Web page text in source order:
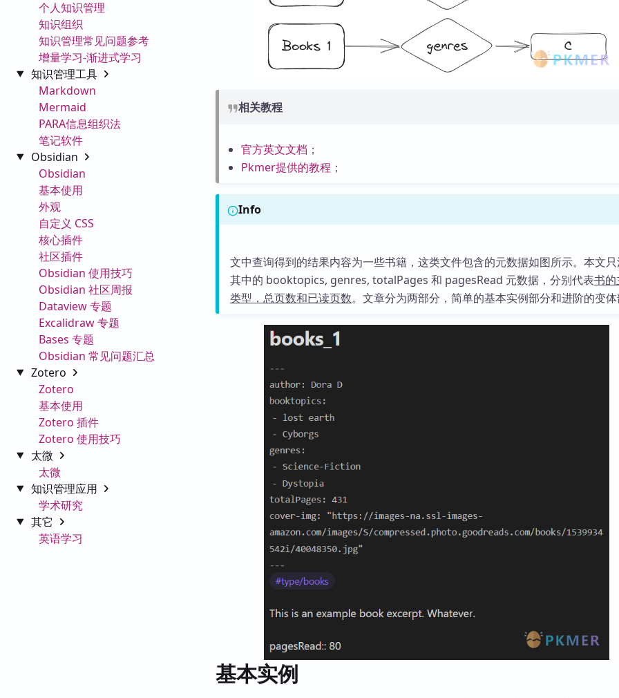
个人知识管理
知识组织
知识管理常见问题参考
增量学习-渐进式学习
知识管理工具
Markdown
Mermaid
PARA信息组织法
笔记软件
Obsidian
Obsidian
基本使用
外观
自定义 CSS
核心插件
社区插件
Obsidian 使用技巧
Obsidian 社区周报
Dataview 专题
Excalidraw 专题
Bases 专题
Obsidian 常见问题汇总
Zotero
Zotero
基本使用
Zotero 插件
Zotero 使用技巧
太微
太微
知识管理应用
学术研究
其它
英语学习
相关教程
官方英文文档 ；
Pkmer提供的教程；
Info
文中查询得到的结果内容为一些书籍，这类文件包含的元数据如图所示。本文
其中的 booktopics, genres, totalPages 和 pagesRead 元数据，分别代表书
类型，总页数和已读页数。文章分为两部分，简单的基本实例部分和进阶的变
基本实例